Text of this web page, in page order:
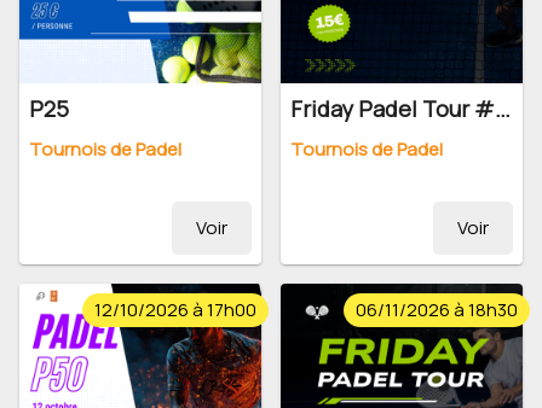
P25
Tournois de Padel
Voir
Friday Padel Tour #10 - 2026
Tournois de Padel
Voir
12/10/2026 à 17h00 06/11/2026 à 18h30